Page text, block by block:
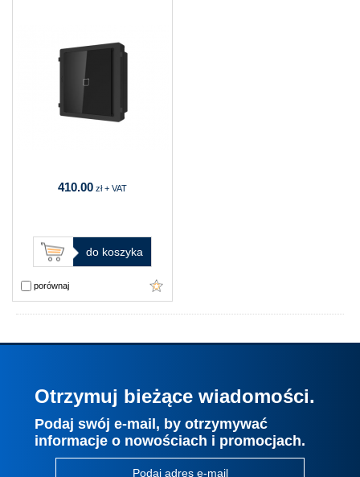
410.00 zł + VAT
do koszyka
porównaj
Otrzymuj bieżące wiadomości.
Podaj swój e-mail, by otrzymywać
informacje o nowościach i promocjach.